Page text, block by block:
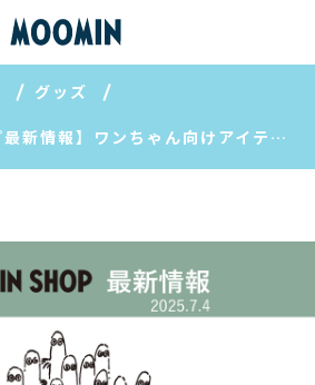
グッズ
【ムーミンショップ最新情報】ワンちゃん向けアイテムやボーネルンドとのコラボアイテムが登場！/「ムーミンショップ パティスリー」のお菓子の取り扱いもスタート！